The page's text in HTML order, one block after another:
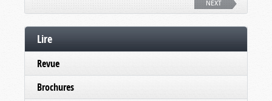
NEXT
Lire
Revue
Brochures